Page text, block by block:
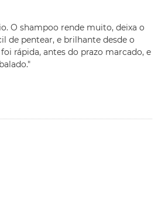
O shampoo rende muito, deixa o
de pentear, e brilhante desde o
rápida, antes do prazo marcado, e